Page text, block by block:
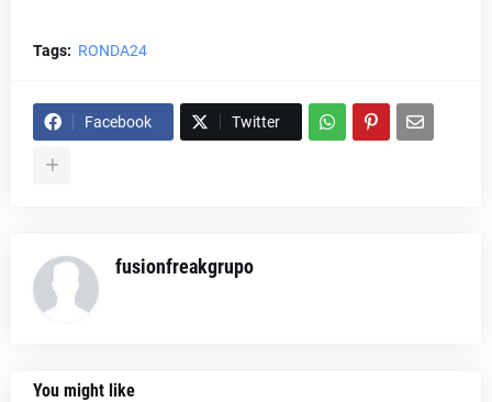
Tags: RONDA24
Facebook Twitter
fusionfreakgrupo
You might like